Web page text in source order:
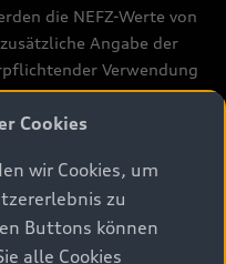
die NEFZ-Werte von
Angabe der
Verwendung
Werte als Spannen
nicht auf ein einzelnes,
zwischen den
und
usw.) können relevante
Rollwiderstand und
Cookies
wir Cookies, um
zu
Buttons können
alle Cookies